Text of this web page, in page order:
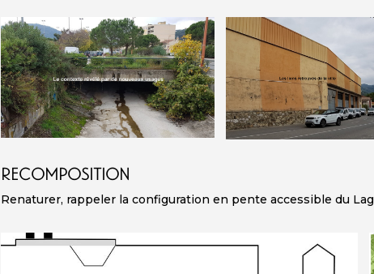
RECOMPOSITION
Renaturer, rappeler la configuration en pente accessible du